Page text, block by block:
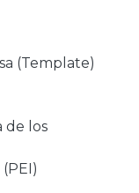
(Template)
de los